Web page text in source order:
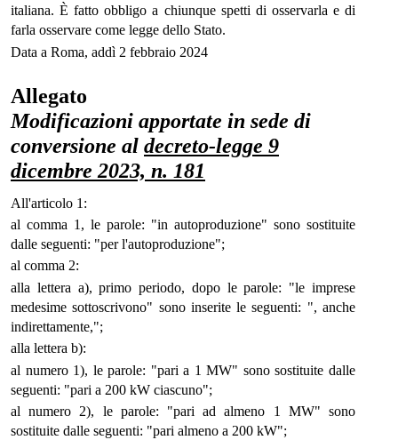
italiana. È fatto obbligo a chiunque spetti di osservarla e di
farla osservare come legge dello Stato.
Data a Roma, addì 2 febbraio 2024
Allegato
Modificazioni apportate in sede di
conversione al decreto-legge 9
dicembre 2023, n. 181
All'articolo 1:
al comma 1, le parole: "in autoproduzione" sono sostituite
dalle seguenti: "per l'autoproduzione";
al comma 2:
alla lettera a), primo periodo, dopo le parole: "le imprese
medesime sottoscrivono" sono inserite le seguenti: ", anche
indirettamente,";
alla lettera b):
al numero 1), le parole: "pari a 1 MW" sono sostituite dalle
seguenti: "pari a 200 kW ciascuno";
al numero 2), le parole: "pari ad almeno 1 MW" sono
sostituite dalle seguenti: "pari almeno a 200 kW";